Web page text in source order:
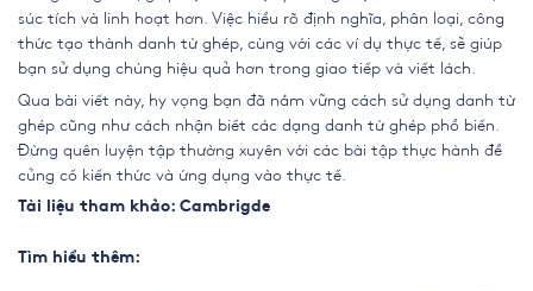
súc tích và linh hoạt hơn. Việc hiểu rõ định nghĩa, phân loại, công
thức tạo thành danh từ ghép, cùng với các ví dụ thực tế, sẽ giúp
bạn sử dụng chúng hiệu quả hơn trong giao tiếp và viết lách.
Qua bài viết này, hy vọng bạn đã nắm vững cách sử dụng danh từ
ghép cũng như cách nhận biết các dạng danh từ ghép phổ biến.
Đừng quên luyện tập thường xuyên với các bài tập thực hành để
củng cố kiến thức và ứng dụng vào thực tế.
Tài liệu tham khảo: Cambrigde
Tìm hiểu thêm: